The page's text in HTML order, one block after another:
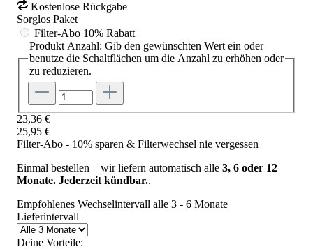
Kostenlose Rückgabe
Sorglos Paket
Filter-Abo 10% Rabatt
Produkt Anzahl: Gib den gewünschten Wert ein oder
benutze die Schaltflächen um die Anzahl zu erhöhen oder
zu reduzieren.
23,36 €
25,95 €
Filter-Abo - 10% sparen & Filterwechsel nie vergessen
Einmal bestellen – wir liefern automatisch alle 3, 6 oder 12
Monate. Jederzeit kündbar..
Empfohlenes Wechselintervall alle 3 - 6 Monate
Lieferintervall
Deine Vorteile: